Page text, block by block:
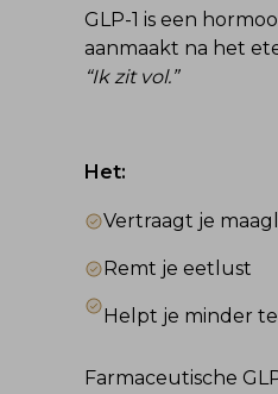
GLP-1 is een
“Ik zit vol.”
Het:
Vertraagt je
Remt je eetlust
Helpt je minder
Farmaceutische